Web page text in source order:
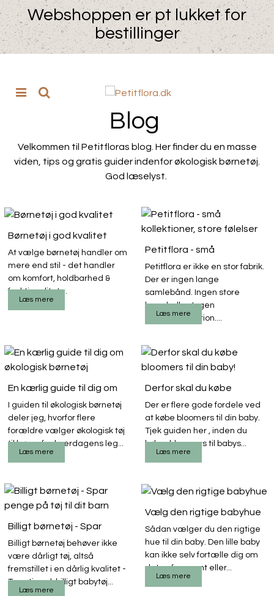
Webshoppen er pt lukket for
bestillinger
Blog
Velkommen til Petitfloras blog. Her finder du en masse
viden, tips og gratis guider indenfor økologisk børnetøj.
God læselyst.
Børnetøj i god kvalitet
At vælge børnetøj handler om
mere end stil - det handler
om komfort, holdbarhed &
funktionalitet ...
Læs mere
Petitflora - små
kollektioner, store følelser
Petitflora er ikke en stor fabrik.
Der er ingen lange
samlebånd. Ingen store
lagerhaller. Ingen
masseproduktion....
Læs mere
En kærlig guide til dig om
økologisk børnetøj
I guiden til økologisk børnetøj
deler jeg, hvorfor flere
forældre vælger økologisk tøj
til børn - fra hverdagens leg...
Læs mere
Derfor skal du købe
bloomers til din baby!
Der er flere gode fordele ved
at købe bloomers til din baby.
Tjek guiden her , inden du
køber bloomers til babys...
Læs mere
Billigt børnetøj - Spar
penge på tøj til dit barn
Billigt børnetøj behøver ikke
være dårligt tøj, altså
fremstillet i en dårlig kvalitet -
Tværtimod, billigt babytøj...
Læs mere
Vælg den rigtige babyhue
Sådan vælger du den rigtige
hue til din baby. Den lille baby
kan ikke selv fortælle dig om
det er for varmt eller...
Læs mere